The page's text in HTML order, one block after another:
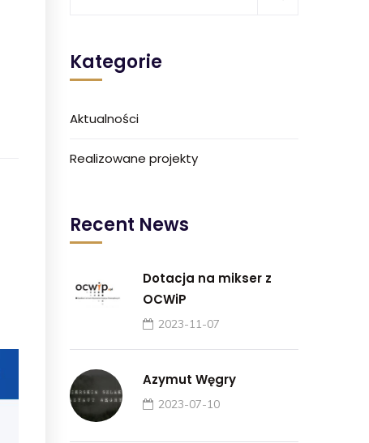
Kategorie
Aktualności
Realizowane projekty
Recent News
Dotacja na mikser z
OCWiP
2023-11-07
Azymut Węgry
2023-07-10